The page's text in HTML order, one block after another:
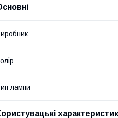
лампи